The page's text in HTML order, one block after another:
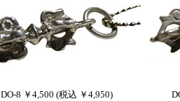
DO-8 ￥4,500 (税込 ￥4,950)